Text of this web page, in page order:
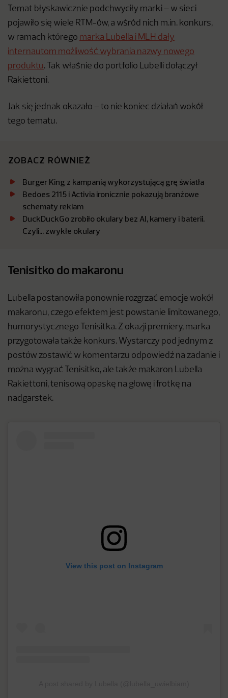
Temat błyskawicznie podchwyciły marki – w sieci
pojawiło się wiele RTM-ów, a wśród nich m.in. konkurs,
w ramach którego marka Lubella i MLH dały
internautom możliwość wybrania nazwy nowego
produktu. Tak właśnie do portfolio Lubelli dołączył
Rakiettoni.
Jak się jednak okazało – to nie koniec działań wokół
tego tematu.
ZOBACZ RÓWNIEŻ
Burger King z kampanią wykorzystującą grę światła
Bedoes 2115 i Activia ironicznie pokazują branżowe
schematy reklam
DuckDuckGo zrobiło okulary bez AI, kamery i baterii.
Czyli… zwykłe okulary
Tenisitko do makaronu
Lubella postanowiła ponownie rozgrzać emocje wokół
makaronu, czego efektem jest powstanie limitowanego,
humorystycznego Tenisitka. Z okazji premiery, marka
przygotowała także konkurs. Wystarczy pod jednym z
postów zostawić w komentarzu odpowiedź na zadanie i
można wygrać Tenisitko, ale także makaron Lubella
Rakiettoni, tenisową opaskę na głowę i frotkę na
nadgarstek.
View this post on Instagram